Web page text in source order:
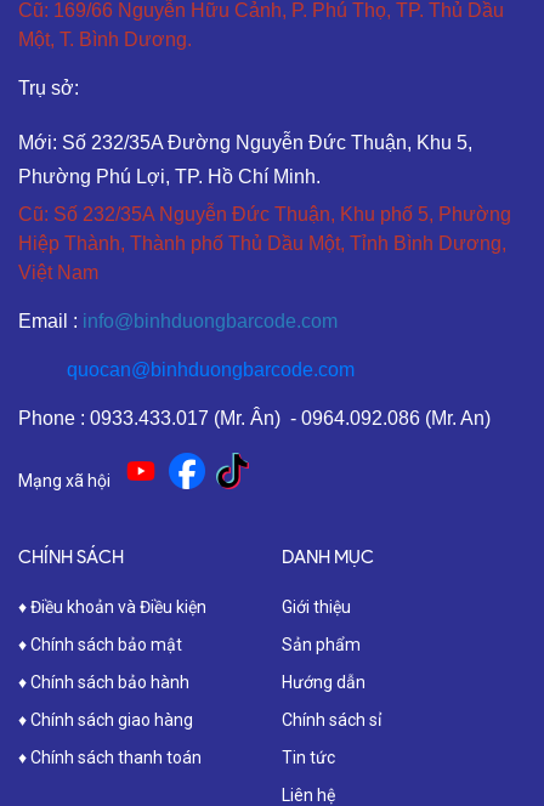
Cũ: 169/66 Nguyễn Hữu Cảnh, P. Phú Thọ, TP. Thủ Dầu
Một, T. Bình Dương.
Trụ sở:
Mới: Số 232/35A Đường Nguyễn Đức Thuận, Khu 5,
Phường Phú Lợi, TP. Hồ Chí Minh.
Cũ: Số 232/35A Nguyễn Đức Thuận, Khu phố 5, Phường
Hiệp Thành, Thành phố Thủ Dầu Một, Tỉnh Bình Dương,
Việt Nam
Email : info@binhduongbarcode.com
quocan@binhduongbarcode.com
Phone : 0933.433.017 (Mr. Ân) - 0964.092.086 (Mr. An)
Mạng xã hội
CHÍNH SÁCH
♦ Điều khoản và Điều kiện
♦ Chính sách bảo mật
♦ Chính sách bảo hành
♦ Chính sách giao hàng
♦ Chính sách thanh toán
DANH MỤC
Giới thiệu
Sản phẩm
Hướng dẫn
Chính sách sỉ
Tin tức
Liên hệ